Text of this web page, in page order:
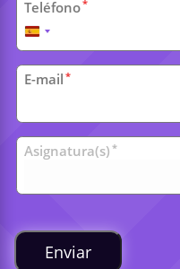
Teléfono*
España
+34
E-mail *
Clases
universitarias
Asignatura(s) *
Enviar